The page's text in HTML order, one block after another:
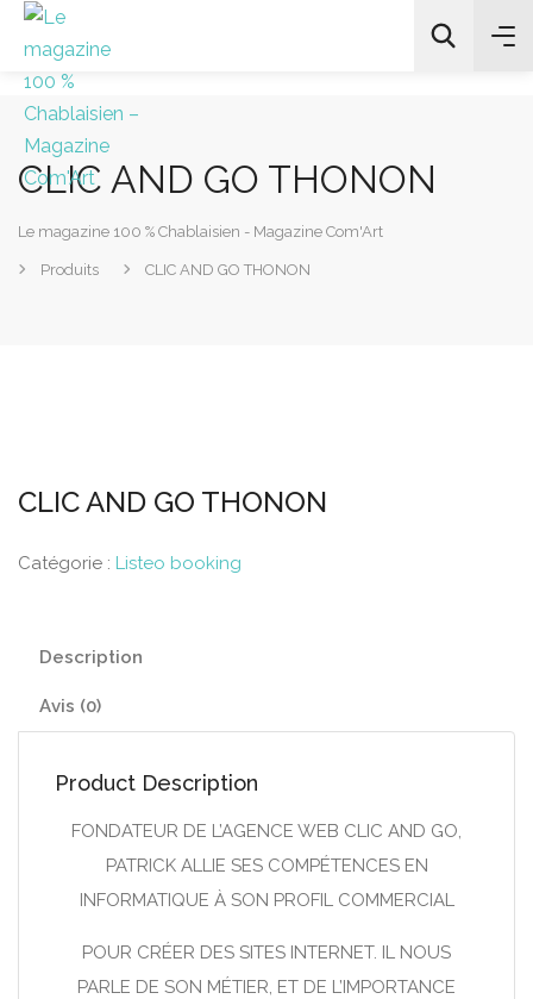
All Categories
CLIC AND GO THONON
Le magazine 100 % Chablaisien - Magazine Com'Art
Produits CLIC AND GO THONON
CLIC AND GO THONON
Catégorie : Listeo booking
Description
Avis (0)
Product Description
FONDATEUR DE L’AGENCE WEB CLIC AND GO,
PATRICK ALLIE SES COMPÉTENCES EN
INFORMATIQUE À SON PROFIL COMMERCIAL
POUR CRÉER DES SITES INTERNET. IL NOUS
PARLE DE SON MÉTIER, ET DE L’IMPORTANCE